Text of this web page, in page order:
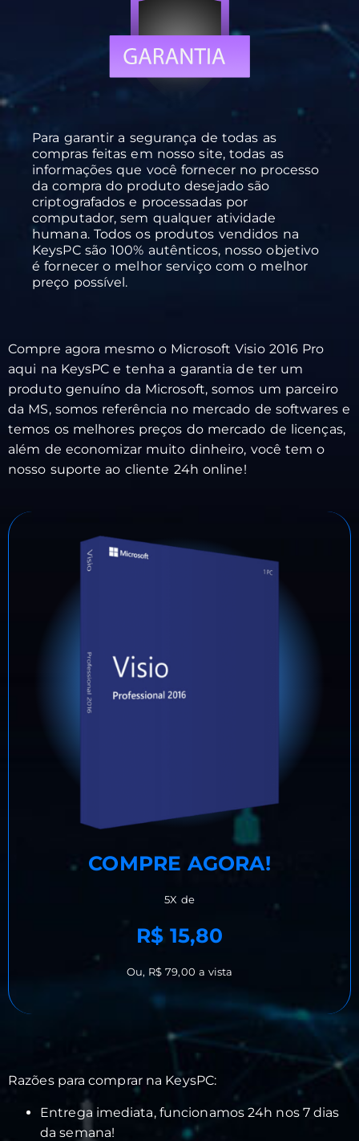
Para garantir a segurança de todas as
compras feitas em nosso site, todas as
informações que você fornecer no processo
da compra do produto desejado são
criptografados e processadas por
computador, sem qualquer atividade
humana. Todos os produtos vendidos na
KeysPC são 100% autênticos, nosso objetivo
é fornecer o melhor serviço com o melhor
preço possível.
Compre agora mesmo o Microsoft Visio 2016 Pro
aqui na KeysPC e tenha a garantia de ter um
produto genuíno da Microsoft, somos um parceiro
da MS, somos referência no mercado de softwares e
temos os melhores preços do mercado de licenças,
além de economizar muito dinheiro, você tem o
nosso suporte ao cliente 24h online!
COMPRE AGORA!
5X de
R$ 15,80
Ou, R$ 79,00 a vista
Razões para comprar na KeysPC:
Entrega imediata, funcionamos 24h nos 7 dias
da semana!